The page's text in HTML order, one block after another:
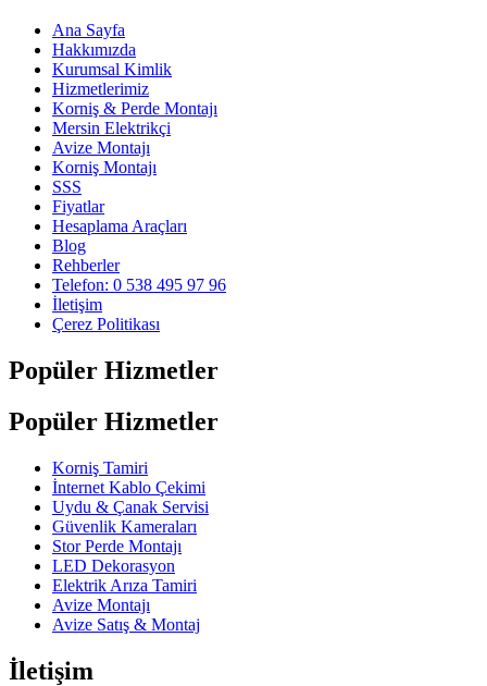
Ana Sayfa
Hakkımızda
Kurumsal Kimlik
Hizmetlerimiz
Korniş & Perde Montajı
Mersin Elektrikçi
Avize Montajı
Korniş Montajı
SSS
Fiyatlar
Hesaplama Araçları
Blog
Rehberler
Telefon: 0 538 495 97 96
İletişim
Çerez Politikası
Popüler Hizmetler
Popüler Hizmetler
Korniş Tamiri
İnternet Kablo Çekimi
Uydu & Çanak Servisi
Güvenlik Kameraları
Stor Perde Montajı
LED Dekorasyon
Elektrik Arıza Tamiri
Avize Montajı
Avize Satış & Montaj
İletişim